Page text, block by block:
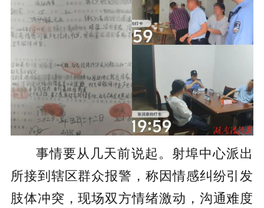
事情要从几天前说起。射埠中心派出
所接到辖区群众报警，称因情感纠纷引发
肢体冲突，现场双方情绪激动，沟通难度